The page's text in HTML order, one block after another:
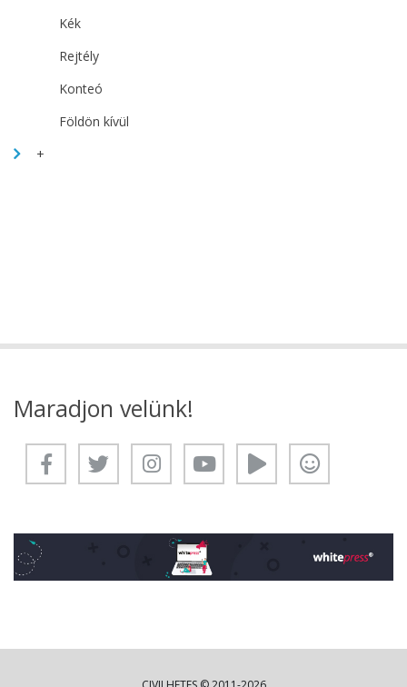
Kék
Rejtély
Konteó
Földön kívül
+
Maradjon velünk!